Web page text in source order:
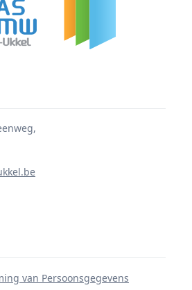
van Persoonsgegevens